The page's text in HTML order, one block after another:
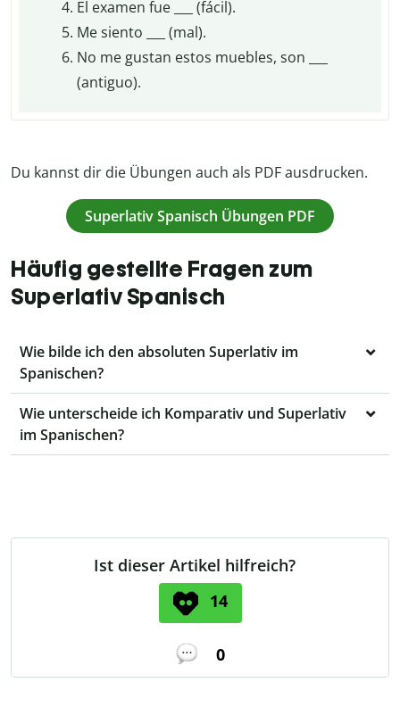
El examen fue ___ (fácil).
Me siento ___ (mal).
No me gustan estos muebles, son ___
(antiguo).
Du kannst dir die Übungen auch als PDF ausdrucken.
Superlativ Spanisch Übungen PDF
Häufig gestellte Fragen zum
Superlativ Spanisch
Wie bilde ich den absoluten Superlativ im
Spanischen?
Wie unterscheide ich Komparativ und Superlativ
im Spanischen?
Ist dieser Artikel hilfreich?
14
0